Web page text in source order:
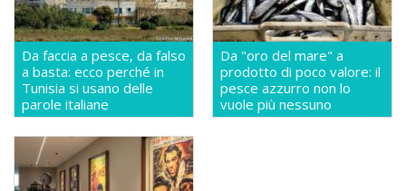
Da faccia a pesce, da falso
a basta: ecco perché in
Tunisia si usano delle
parole italiane
Da "oro del mare" a
prodotto di poco valore: il
pesce azzurro non lo
vuole più nessuno